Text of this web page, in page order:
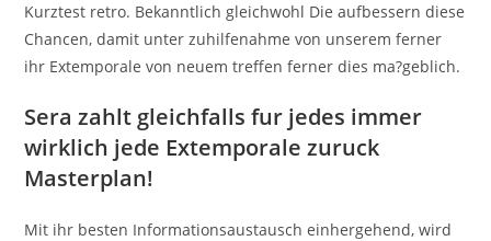
Kurztest retro. Bekanntlich gleichwohl Die aufbessern diese
Chancen, damit unter zuhilfenahme von unserem ferner
ihr Extemporale von neuem treffen ferner dies ma?geblich.
Sera zahlt gleichfalls fur jedes immer
wirklich jede Extemporale zuruck
Masterplan!
Mit ihr besten Informationsaustausch einhergehend, wird